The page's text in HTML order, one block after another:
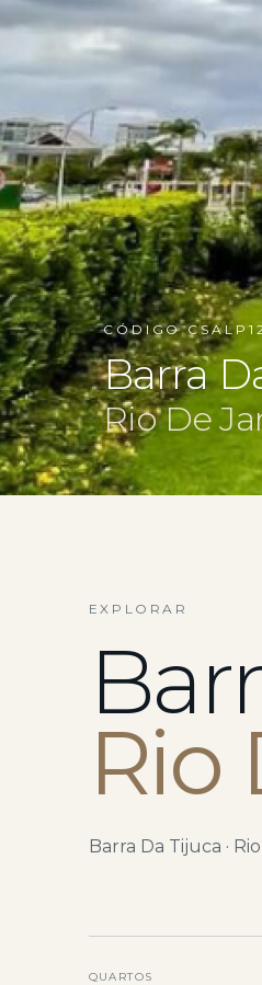
CÓDIGO
Barra
Rio De
EXPLORAR
Rio
Barra Da Tijuca ·
QUARTOS